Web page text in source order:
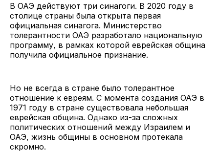
В ОАЭ действуют три синагоги. В 2020 году в
столице страны была открыта первая
официальная синагога. Министерство
толерантности ОАЭ разработало национальную
программу, в рамках которой еврейская община
получила официальное признание.
Но не всегда в стране было толерантное
отношение к евреям. С момента создания ОАЭ в
1971 году в стране существовала небольшая
еврейская община. Однако из-за сложных
политических отношений между Израилем и
ОАЭ, жизнь общины в основном протекала
скромно.